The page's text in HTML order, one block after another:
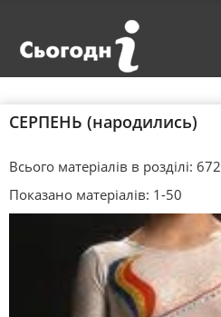
СЕРПЕНЬ (народились)
Всього матеріалів в розділі: 672
Показано матеріалів: 1-50